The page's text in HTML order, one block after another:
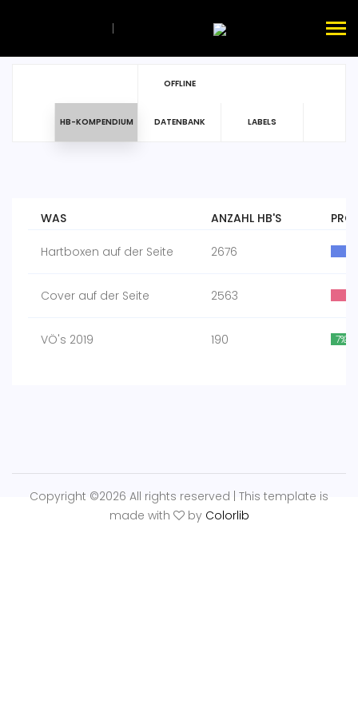
|
HB-KOMPENDIUM
OFFLINE
DATENBANK LABELS
WAS ANZAHL HB'S
Hartboxen auf der Seite 2676
Cover auf der Seite 2563
VÖ's 2019 190 7%
Copyright ©2026 All rights reserved | This template is
made with
by Colorlib